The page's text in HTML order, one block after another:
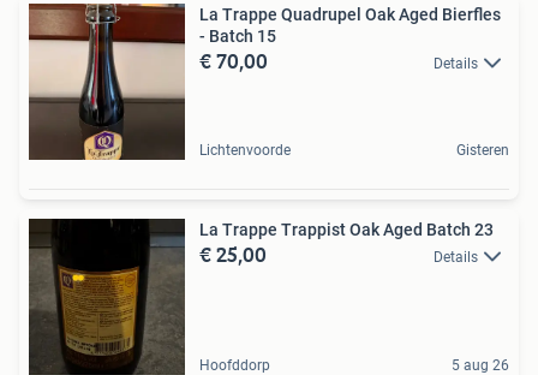
La Trappe Quadrupel Oak Aged Bierfles
- Batch 15
€ 70,00 Details
Lichtenvoorde Gisteren
La Trappe Trappist Oak Aged Batch 23
€ 25,00 Details
Hoofddorp 5 aug 26